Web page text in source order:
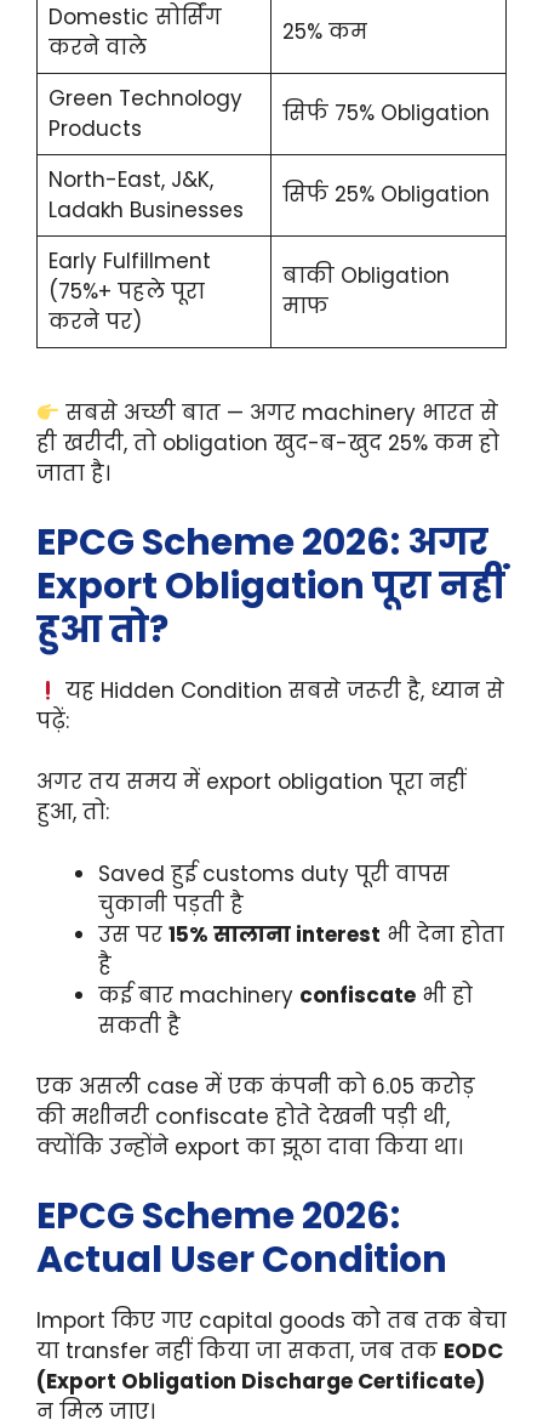
Domestic सोर्सिंग
करने वाले
25% कम
Green Technology
Products
सिर्फ 75% Obligation
North-East, J&K,
Ladakh Businesses
सिर्फ 25% Obligation
Early Fulfillment
(75%+ पहले पूरा
करने पर)
बाकी Obligation
माफ
सबसे अच्छी बात — अगर machinery भारत से
ही खरीदी, तो obligation खुद-ब-खुद 25% कम हो
जाता है।
EPCG Scheme 2026: अगर
Export Obligation पूरा नहीं
हुआ तो?
यह Hidden Condition सबसे जरूरी है, ध्यान से
पढ़ें:
अगर तय समय में export obligation पूरा नहीं
हुआ, तो:
Saved हुई customs duty पूरी वापस
चुकानी पड़ती है
उस पर 15% सालाना interest भी देना होता
है
कई बार machinery confiscate भी हो
सकती है
एक असली case में एक कंपनी को 6.05 करोड़
की मशीनरी confiscate होते देखनी पड़ी थी,
क्योंकि उन्होंने export का झूठा दावा किया था।
EPCG Scheme 2026:
Actual User Condition
Import किए गए capital goods को तब तक बेचा
या transfer नहीं किया जा सकता, जब तक EODC
(Export Obligation Discharge Certificate)
न मिल जाए।